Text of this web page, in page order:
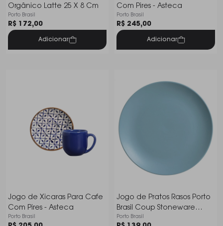
Orgânico Latte 25 X 8 Cm
Porto Brasil
R$ 172,00
Adicionar
Com Pires - Asteca
Porto Brasil
R$ 245,00
Adicionar
Jogo de Xicaras Para Cafe
Com Pires - Asteca
Porto Brasil
Jogo de Pratos Rasos Porto
Brasil Coup Stoneware
Fiordes 26 Cm - 6 Peças
Porto Brasil